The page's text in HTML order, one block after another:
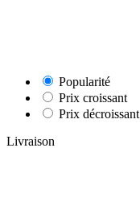
Popularité
Prix croissant
Prix décroissant
Livraison